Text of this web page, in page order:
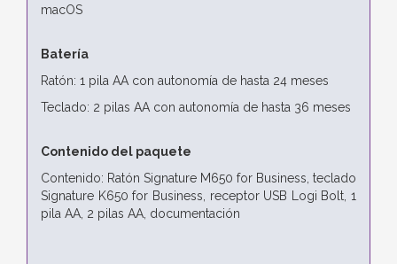
macOS
Batería
Ratón: 1 pila AA con autonomía de hasta 24 meses
Teclado: 2 pilas AA con autonomía de hasta 36 meses
Contenido del paquete
Contenido: Ratón Signature M650 for Business, teclado
Signature K650 for Business, receptor USB Logi Bolt, 1
pila AA, 2 pilas AA, documentación